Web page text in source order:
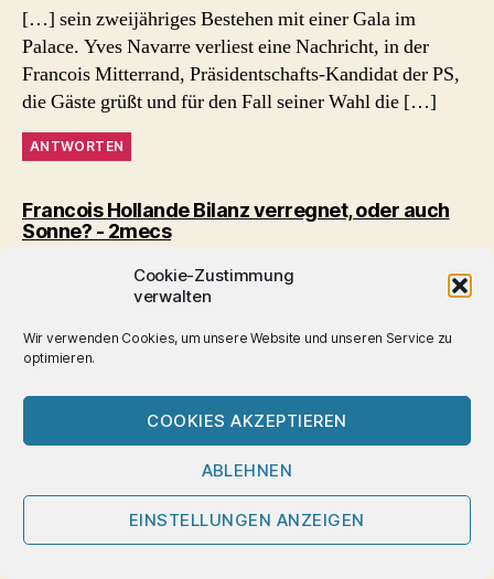
Cookie-Zustimmung
verwalten
Wir verwenden Cookies, um unsere Website und unseren Service zu
optimieren.
COOKIES AKZEPTIEREN
ABLEHNEN
EINSTELLUNGEN ANZEIGEN
[…] sein zweijähriges Bestehen mit einer Gala im
Palace. Yves Navarre verliest eine Nachricht, in der
Francois Mitterrand, Präsidentschafts-Kandidat der PS,
die Gäste grüßt und für den Fall seiner Wahl die […]
ANTWORTEN
Francois Hollande Bilanz verregnet, oder auch
Sonne? - 2mecssagt:
[…] Anschläge und Ausnahmezustand, Präsident
Staatspräsident Francois Mitterrand zu seiner Amtszeit –
Sauna in Paris - 2mecs
9. Januar 2017 um 10:58